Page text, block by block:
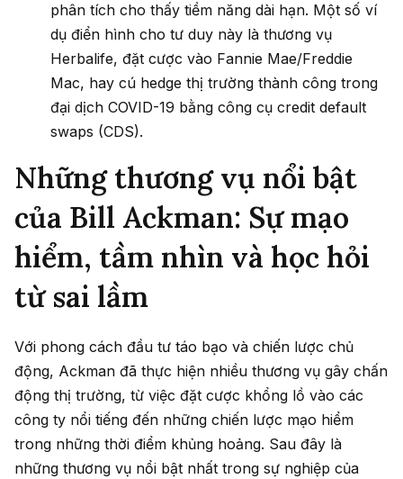
phân tích cho thấy tiềm năng dài hạn. Một số ví
dụ điển hình cho tư duy này là thương vụ
Herbalife, đặt cược vào Fannie Mae/Freddie
Mac, hay cú hedge thị trường thành công trong
đại dịch COVID-19 bằng công cụ credit default
swaps (CDS).
Những thương vụ nổi bật
của Bill Ackman: Sự mạo
hiểm, tầm nhìn và học hỏi
từ sai lầm
Với phong cách đầu tư táo bạo và chiến lược chủ
động, Ackman đã thực hiện nhiều thương vụ gây chấn
động thị trường, từ việc đặt cược khổng lồ vào các
công ty nổi tiếng đến những chiến lược mạo hiểm
trong những thời điểm khủng hoảng. Sau đây là
những thương vụ nổi bật nhất trong sự nghiệp của